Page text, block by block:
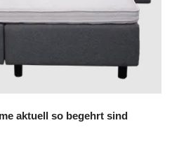
aktuell so begehrt sind